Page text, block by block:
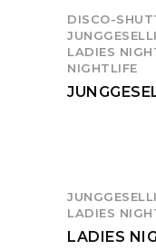
DISCO-
LADIES
NIGHTLIFE
LADIES
LADIES